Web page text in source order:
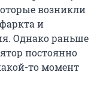
возникли
и
Однако раньше
постоянно
то момент